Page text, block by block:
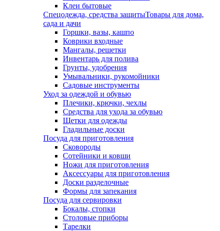
Клеи бытовые
Спецодежда, средства защитыТовары для дома,
сада и дачи
Горшки, вазы, кашпо
Коврики входные
Мангалы, решетки
Инвентарь для полива
Грунты, удобрения
Умывальники, рукомойники
Садовые инструменты
Уход за одеждой и обувью
Плечики, крючки, чехлы
Средства для ухода за обувью
Щетки для одежды
Гладильные доски
Посуда для приготовления
Сковороды
Сотейники и ковши
Ножи для приготовления
Аксессуары для приготовления
Доски разделочные
Формы для запекания
Посуда для сервировки
Бокалы, стопки
Столовые приборы
Тарелки